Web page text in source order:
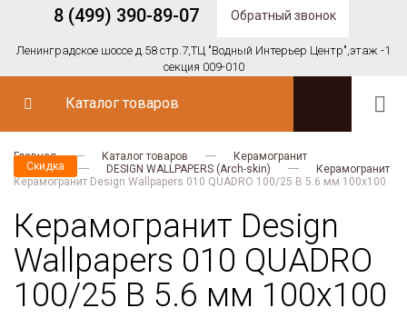
8 (499) 390-89-07 Обратный звонок
Ленинградское шоссе д.58 стр.7,ТЦ "Водный Интерьер Центр",этаж -1
секция 009-010
Каталог товаров
Главная Каталог товаров
Керамогранит
Arch-skin
DESIGN WALLPAPERS (Arch-skin)
Керамогранит
Керамогранит Design Wallpapers 010 QUADRO 100/25 B 5.6 мм 100х100
Керамогранит Design
Wallpapers 010 QUADRO
100/25 B 5.6 мм 100х100
Скидка